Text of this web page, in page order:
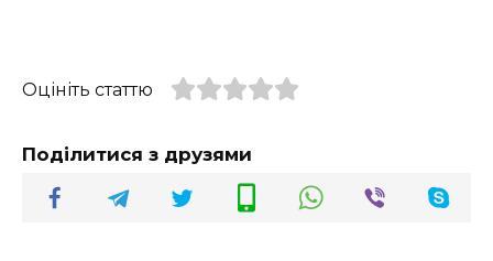
Оцініть статтю
Поділитися з друзями